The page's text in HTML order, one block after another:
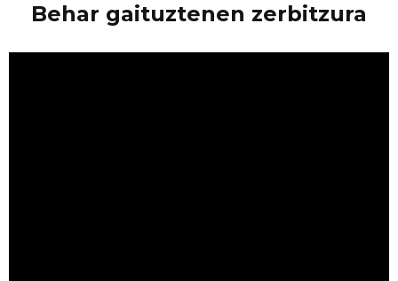
Behar gaituztenen zerbitzura